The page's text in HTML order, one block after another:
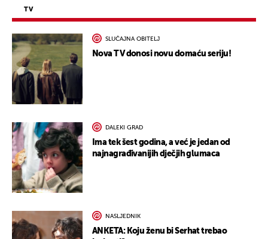
TV
SLUČAJNA OBITELJ
Nova TV donosi novu domaću seriju!
DALEKI GRAD
Ima tek šest godina, a već je jedan od
najnagrađivanijih dječjih glumaca
NASLJEDNIK
ANKETA: Koju ženu bi Serhat trebao